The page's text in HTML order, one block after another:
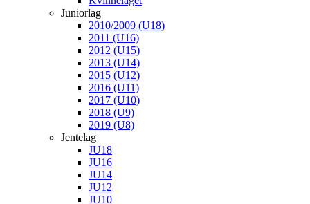
Juniorlag
2010/2009 (U18)
2011 (U16)
2012 (U15)
2013 (U14)
2015 (U12)
2016 (U11)
2017 (U10)
2018 (U9)
2019 (U8)
Jentelag
JU18
JU16
JU14
JU12
JU10